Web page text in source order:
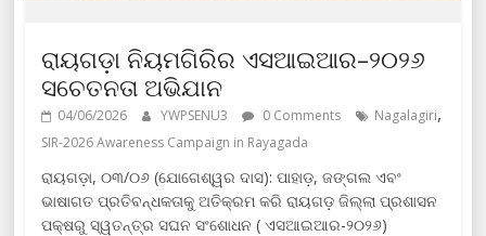
ରାୟଗଡ଼ା ନିୟମଗିରିର ଏସଆଇଆର–୨୦୨୬
ସଚେତନତା ଅଭିଯାନ
04/06/2026 YWPSENU3 0 Comments Nagalagiri,
SIR-2026 Awareness Campaign in Rayagada
ରାୟଗଡ଼ା, ୦୩/୦୬ (ଯୋଗେଶ୍ୱର ଦାସ): ପାହାଡ଼, ଜଙ୍ଗଲ ଏବଂ
ଭାଷାଗତ ପ୍ରତିବନ୍ଧକତାକୁ ଅତିକ୍ରମ କରି ରାୟଗଡ଼ ଜିଲ୍ଲା ପ୍ରଶାସନ
ପକ୍ଷରୁ ସ୍ୱତନ୍ତ୍ର ସଘନ ସଂଶୋଧନ ( ଏସଆଇଆର-୨୦୨୬)